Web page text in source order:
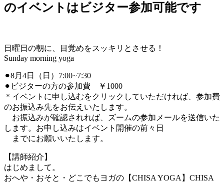
のイベントはビジター参加可能です
日曜日の朝に、目覚めをスッキリとさせる！
Sunday morning yoga
⚫︎8月4日（日）7:00~7:30
⚫︎ビジターの方の参加費 ￥1000
＊イベントに申し込むをクリックしていただければ、参加費
のお振込み先をお伝えいたします。
お振込みが確認されれば、ズームの参加メールを送信いた
します。お申し込みはイベント開催の前々日
までにお願いいたします。
【講師紹介】
はじめまして。
おへや・おそと・どこでもヨガの【CHISA YOGA】CHISA